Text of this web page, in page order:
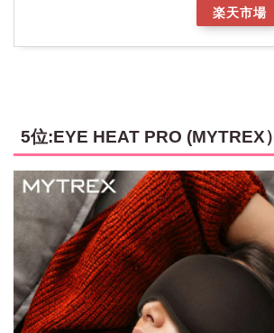
楽天市場
5位:EYE HEAT PRO (MYTREX）